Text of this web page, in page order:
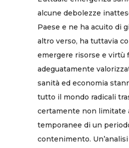
alcune debolezze
Paese e ne ha acuito di
altro verso, ha tuttavia
emergere risorse e virtù
adeguatamente
sanità ed economia
tutto il mondo radicali
certamente non limitate
temporanee di un
contenimento.